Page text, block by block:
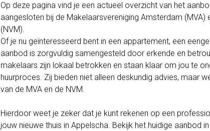
Op deze pagina vind je een actueel overzicht van het
aangesloten bij de Makelaarsvereniging Amsterdam (MVA)
(NVM).
Of je nu geïnteresseerd bent in een appartement, een
aanbod is zorgvuldig samengesteld door erkende en
makelaars zijn lokaal betrokken en staan klaar om jou te
huurproces. Zij bieden niet alleen deskundig advies, maar
van de MVA en de NVM.
Hierdoor weet je zeker dat je kunt rekenen op een
jouw nieuwe thuis in Appelscha. Bekijk het huidige aanbod